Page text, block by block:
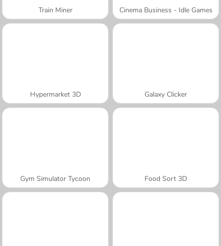
Train Miner Cinema Business - Idle Games
Hypermarket 3D Galaxy Clicker
Gym Simulator Tycoon Food Sort 3D